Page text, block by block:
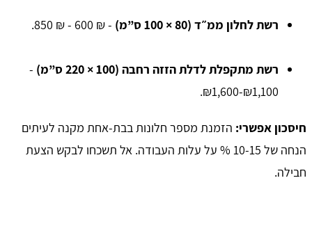
רשת לחלון ממ״ד (80 × 100 ס”מ) - ₪ 600 - ₪ 850.
רשת מתקפלת לדלת הזזה רחבה (100 × 220 ס”מ)
-
₪1,100-₪1,600.
חיסכון אפשרי: הזמנת מספר חלונות בבת-אחת מקנה לעיתים
הנחה של 10-15 % על עלות העבודה. אל תשכחו לבקש הצעת
חבילה.